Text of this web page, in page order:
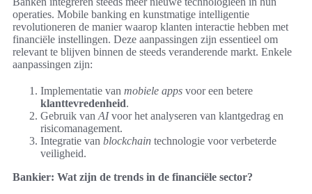
operaties. Mobile banking en kunstmatige intelligentie
revolutioneren de manier waarop klanten interactie hebben met
financiële instellingen. Deze aanpassingen zijn essentieel om
relevant te blijven binnen de steeds veranderende markt. Enkele
aanpassingen zijn:
Implementatie van mobiele apps voor een betere
klanttevredenheid.
Gebruik van AIvoor het analyseren van klantgedrag en
risicomanagement.
Integratie van blockchain technologie voor verbeterde
veiligheid.
Bankier: Wat zijn de trends in de financiële sector?